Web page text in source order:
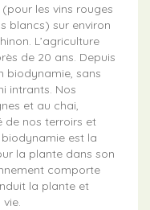
les vins rouges
blancs) sur environ
L’agriculture
de 20 ans. Depuis
biodynamie, sans
intrants. Nos
et au chai,
de nos terroirs et
biodynamie est la
la plante dans son
comporte
la plante et